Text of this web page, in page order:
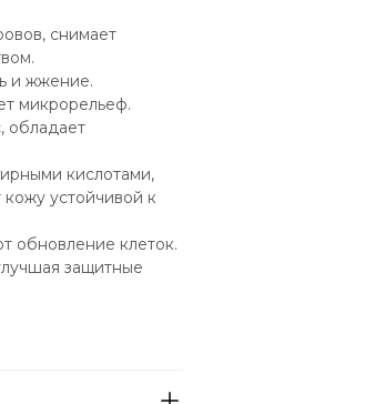
снимает
и жжение.
микрорельеф.
обладает
кислотами,
устойчивой к
обновление клеток.
защитные